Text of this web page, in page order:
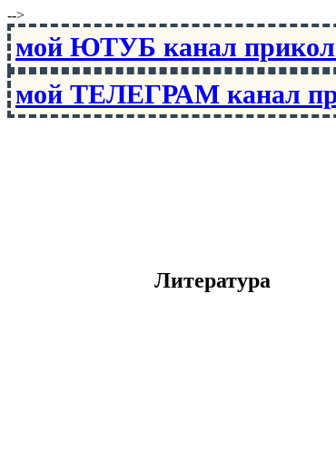
-->
мой ЮТУБ канал
мой ТЕЛЕГРАМ канал
Литература